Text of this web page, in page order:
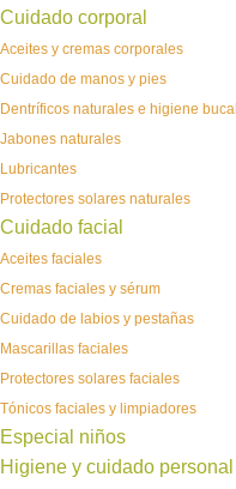
Cuidado corporal
Aceites y cremas corporales
Cuidado de manos y pies
Dentríficos naturales e higiene bucal
Jabones naturales
Lubricantes
Protectores solares naturales
Cuidado facial
Aceites faciales
Cremas faciales y sérum
Cuidado de labios y pestañas
Mascarillas faciales
Protectores solares faciales
Tónicos faciales y limpiadores
Especial niños
Higiene y cuidado personal